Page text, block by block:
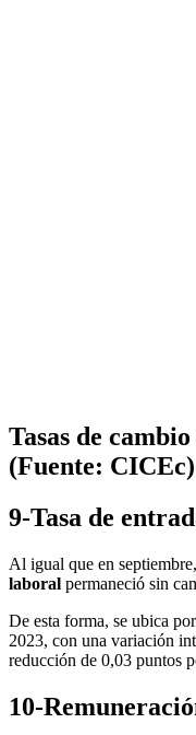
Tasas de
(Fuente: CICEc)
9-Tasa de
Al igual que en
laboral permaneció sin
De esta forma, se ubica
2023, con una variación
reducción de 0,03 puntos
10-